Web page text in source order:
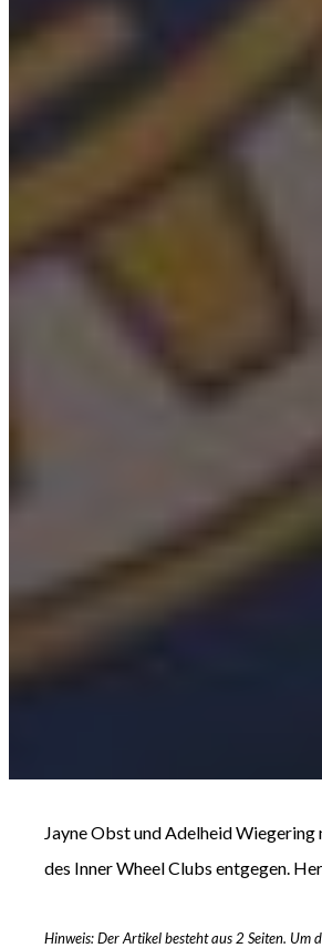
Jayne Obst und Adelheid
des Inner Wheel Clubs entgegen.
Hinweis: Der Artikel besteht aus 2 Seiten. Um